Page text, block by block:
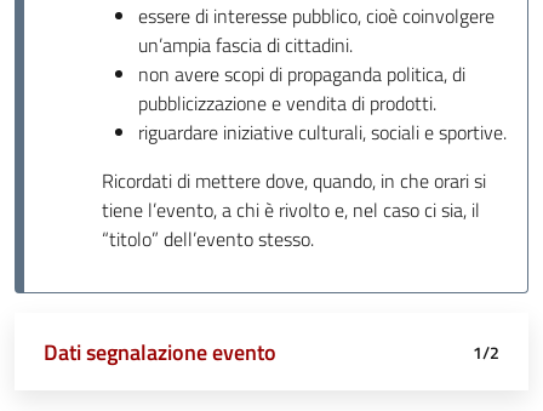
essere di interesse pubblico, cioè coinvolgere
un’ampia fascia di cittadini.
non avere scopi di propaganda politica, di
pubblicizzazione e vendita di prodotti.
riguardare iniziative culturali, sociali e sportive.
Ricordati di mettere dove, quando, in che orari si
tiene l’evento, a chi è rivolto e, nel caso ci sia, il
“titolo” dell’evento stesso.
Dati segnalazione evento
Riepilogo 1/2